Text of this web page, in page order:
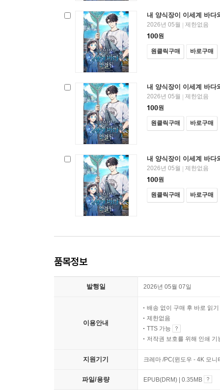
내 양식장이 이세계 바다
2026년 05월 | 제한없음
100원
원클릭구매 바로구매
내 양식장이 이세계 바다
2026년 05월 | 제한없음
100원
원클릭구매 바로구매
내 양식장이 이세계 바다
2026년 05월 | 제한없음
100원
원클릭구매 바로구매
품목정보
발행일 2026년 05월 07일
이용안내
배송 없이 구매 후 바로 읽기
제한없음
TTS 가능
저작권 보호를 위해 인쇄 기
지원기기 크레마 /PC(윈도우 - 4K 모
파일/용량 EPUB(DRM) | 0.35MB